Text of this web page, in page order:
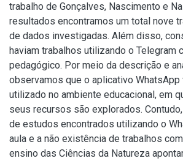
trabalho de Gonçalves, Nascimento e
resultados encontramos um total nove
de dados investigadas. Além disso,
haviam trabalhos utilizando o Telegram
pedagógico. Por meio da descrição e
observamos que o aplicativo WhatsApp
utilizado no ambiente educacional, em
seus recursos são explorados.
de estudos encontrados utilizando o
aula e a não existência de trabalhos
ensino das Ciências da Natureza